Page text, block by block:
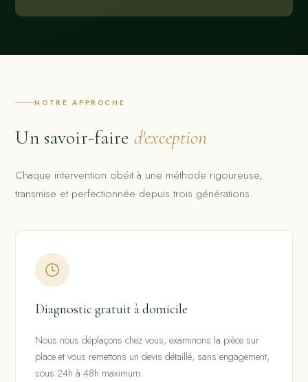
NOTRE APPROCHE
Un savoir-faire d'exception
Chaque intervention obéit à une méthode rigoureuse,
transmise et perfectionnée depuis trois générations.
Diagnostic gratuit à domicile
Nous nous déplaçons chez vous, examinons la pièce sur
place et vous remettons un devis détaillé, sans engagement,
sous 24h à 48h maximum.